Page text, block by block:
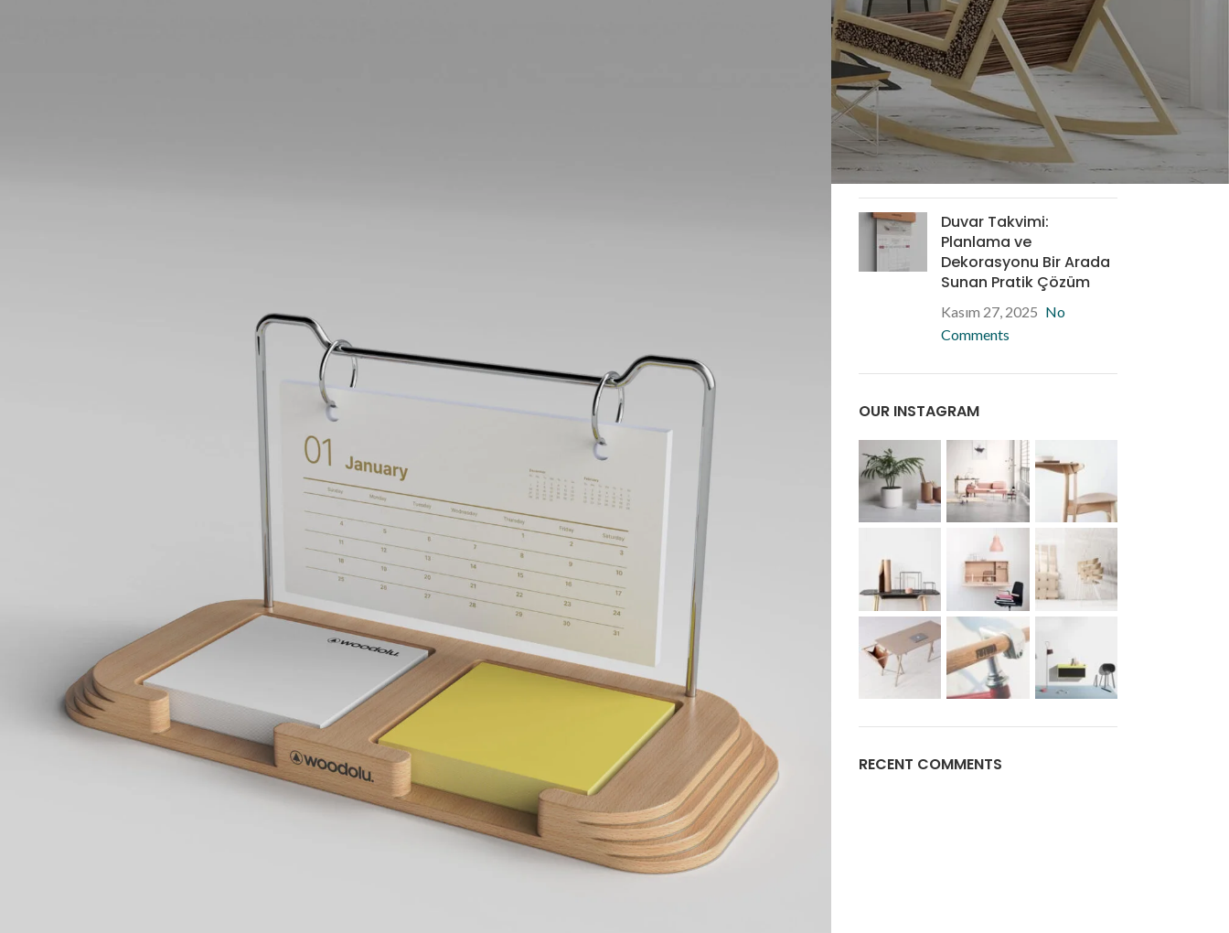
Kasım 28, 2025 No
Comments
Masa Takvimi: İş
Yerlerinde Düzen ve
Verimliliğin Anahtarı
Kasım 28, 2025 No
Comments
Duvar Takvimi:
Planlama ve
Dekorasyonu Bir Arada
Sunan Pratik Çözüm
Kasım 27, 2025 No
Comments
OUR INSTAGRAM
RECENT COMMENTS